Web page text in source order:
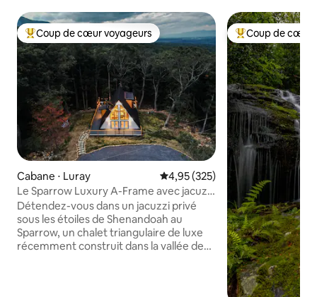
Coups de cœur voyageurs les plus appréciés
Coup de cœur voyageurs
Cabane ⋅ Luray Évaluation moyenne sur la
4,95 (325)
Le Sparrow Luxury A-Frame avec jacuzzi
à Shenandoah
Détendez-vous dans un jacuzzi privé
sous les étoiles de Shenandoah au
Sparrow, un chalet triangulaire de luxe
récemment construit dans la vallée de
Coups de cœur
Coup de cœur